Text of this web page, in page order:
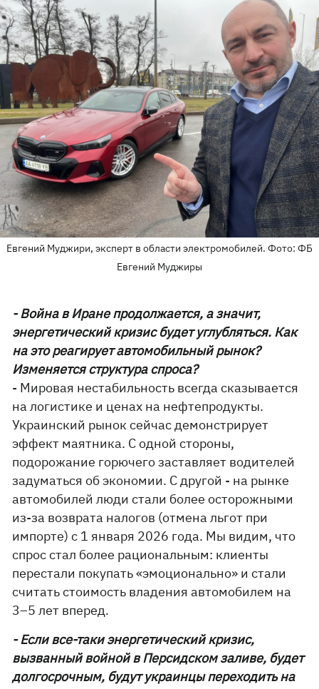
Евгений Муджири, эксперт в области электромобилей. Фото: ФБ
Евгений Муджиры
- Война в Иране продолжается, а значит,
энергетический кризис будет углубляться. Как
на это реагирует автомобильный рынок?
Изменяется структура спроса?
- Мировая нестабильность всегда сказывается
на логистике и ценах на нефтепродукты.
Украинский рынок сейчас демонстрирует
эффект маятника. С одной стороны,
подорожание горючего заставляет водителей
задуматься об экономии. С другой - на рынке
автомобилей люди стали более осторожными
из-за возврата налогов (отмена льгот при
импорте) с 1 января 2026 года. Мы видим, что
спрос стал более рациональным: клиенты
перестали покупать «эмоционально» и стали
считать стоимость владения автомобилем на
3–5 лет вперед.
- Если все-таки энергетический кризис,
вызванный войной в Персидском заливе, будет
долгосрочным, будут украинцы переходить на